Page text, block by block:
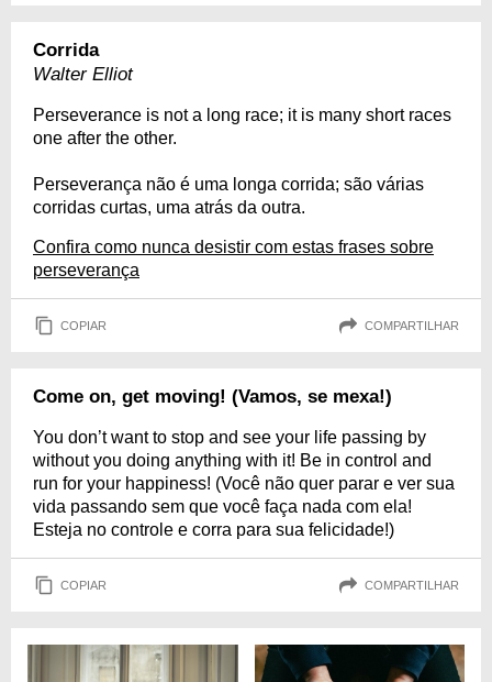
Corrida
Walter Elliot
Perseverance is not a long race; it is many short races
one after the other.
Perseverança não é uma longa corrida; são várias
corridas curtas, uma atrás da outra.
Confira como nunca desistir com estas frases sobre
perseverança
COPIAR COMPARTILHAR
Come on, get moving! (Vamos, se mexa!)
You don’t want to stop and see your life passing by
without you doing anything with it! Be in control and
run for your happiness! (Você não quer parar e ver sua
vida passando sem que você faça nada com ela!
Esteja no controle e corra para sua felicidade!)
COPIAR COMPARTILHAR